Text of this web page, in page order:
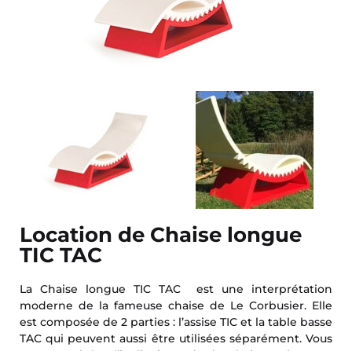
Location de Chaise longue
TIC TAC
La Chaise longue TIC TAC est une interprétation
moderne de la fameuse chaise de Le Corbusier. Elle
est composée de 2 parties : l’assise TIC et la table basse
TAC qui peuvent aussi être utilisées séparément. Vous